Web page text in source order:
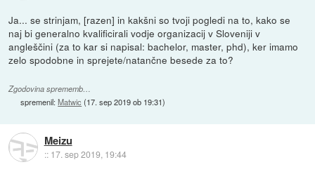
Ja... se strinjam, [razen] in kakšni so tvoji pogledi na to, kako se
naj bi generalno kvalificirali vodje organizacij v Sloveniji v
angleščini (za to kar si napisal: bachelor, master, phd), ker imamo
zelo spodobne in sprejete/natančne besede za to?
Zgodovina sprememb…
spremenil:Matwic (17. sep 2019 ob 19:31)
Meizu
:: 17. sep 2019, 19:44